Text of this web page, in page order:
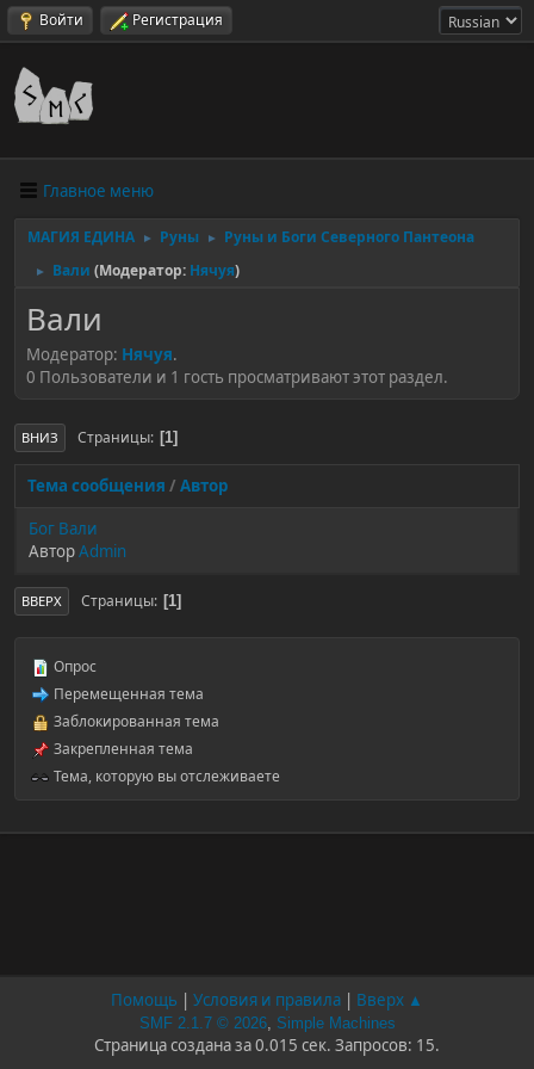
Войти Регистрация
Главное меню
МАГИЯ ЕДИНА ► Руны ► Руны и Боги Северного Пантеона
► Вали (Модератор: Нячуя)
Вали
Модератор: Нячуя.
0 Пользователи и 1 гость просматривают этот раздел.
ВНИЗ Страницы 1
Тема сообщения / Автор
Бог Вали
АвторAdmin
ВВЕРХ Страницы 1
Опрос
Перемещенная тема
Заблокированная тема
Закрепленная тема
Тема, которую вы отслеживаете
Помощь | Условия и правила | Вверх ▲
SMF 2.1.7 © 2026, Simple Machines
Страница создана за 0.015 сек. Запросов: 15.